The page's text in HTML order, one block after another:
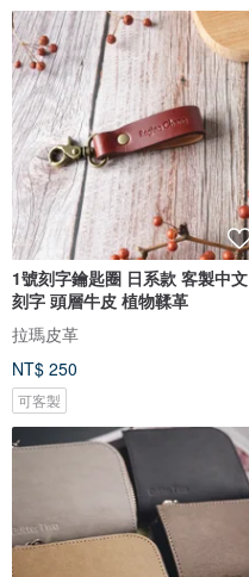
1號刻字鑰匙圈 日系款 客製中文
刻字 頭層牛皮 植物鞣革
拉瑪皮革
NT$ 250
可客製